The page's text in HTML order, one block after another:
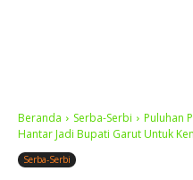
Beranda Serba-Serbi
Puluhan
Hantar Jadi Bupati Garut Untuk
Serba-Serbi